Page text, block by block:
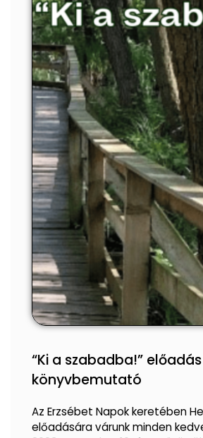
“Ki a szabadba!”
könyvbemutató
Az Erzsébet Napok keretében
előadására várunk minden